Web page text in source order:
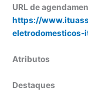
URL de
https://
eletrodomesticos-
Atributos
Destaques